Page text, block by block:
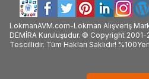
LokmanAVM.com-Lokman Alışveriş
DEMİRA Kuruluşudur. © Copyright
Tescillidir. Tüm Hakları Saklıdır!